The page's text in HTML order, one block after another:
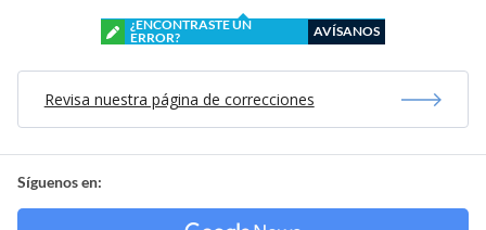
¿ENCONTRASTE UN
ERROR?
AVÍSANOS
Revisa nuestra página de correcciones
Síguenos en: